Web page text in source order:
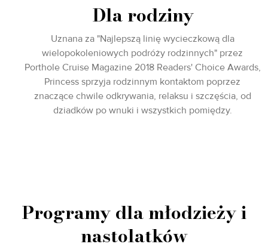
Dla rodziny
Uznana za "Najlepszą linię wycieczkową dla
wielopokoleniowych podróży rodzinnych" przez
Porthole Cruise Magazine 2018 Readers' Choice Awards,
Princess sprzyja rodzinnym kontaktom poprzez
znaczące chwile odkrywania, relaksu i szczęścia, od
dziadków po wnuki i wszystkich pomiędzy.
Programy dla młodzieży i
nastolatków